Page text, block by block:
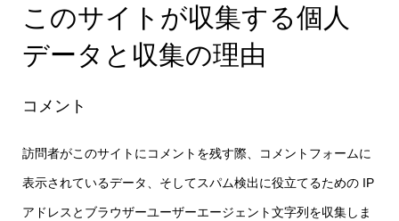
このサイトが収集する個人
データと収集の理由
コメント
訪問者がこのサイトにコメントを残す際、コメントフォームに
表示されているデータ、そしてスパム検出に役立てるための IP
アドレスとブラウザーユーザーエージェント文字列を収集しま